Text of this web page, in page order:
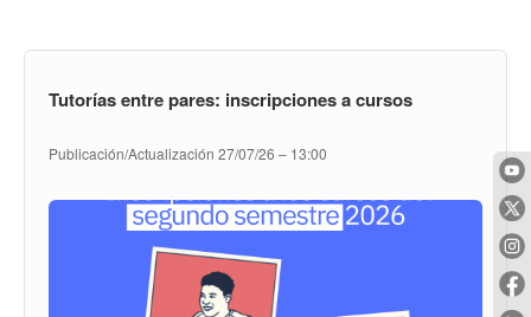
DE
Tutorías entre pares: inscripciones a cursos
Publicación/Actualización 27/07/26 – 13:00